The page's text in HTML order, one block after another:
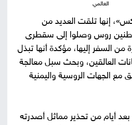
العالمي
إنها تلقت العديد من
روس وصلوا إلى سقطرى
من السفر إليها، مؤكدة أنها تبذل
العالقين، وبحث سبل معالجة
مع الجهات الروسية واليمنية
بعد أيام من تحذير مماثل أصدرته